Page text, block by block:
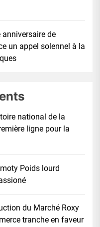
de
un appel solennel à la
national de la
ligne pour la
Poids lourd
du Marché Roxy
tranche en faveur